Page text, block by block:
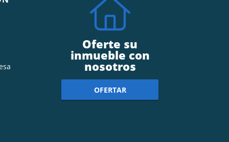
Oferte su
inmueble con
nosotros
OFERTAR